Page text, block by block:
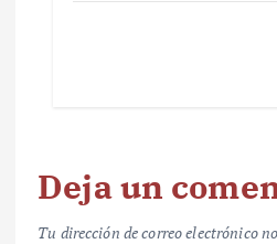
Deja un
Tu dirección de correo electrónico